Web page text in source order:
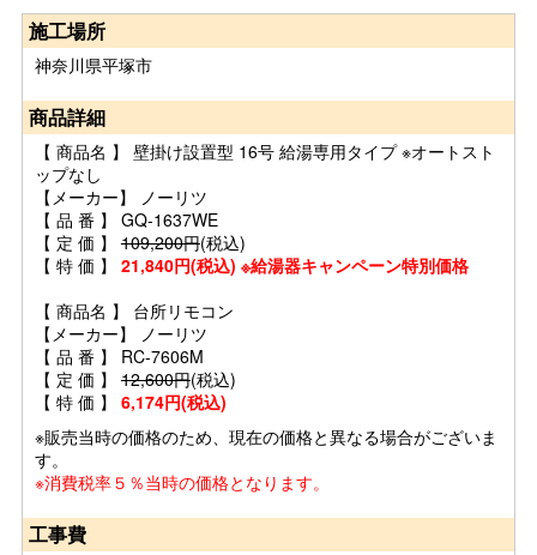
施工場所
神奈川県平塚市
商品詳細
【 商品名 】 壁掛け設置型 16号 給湯専用タイプ ※オートスト
ップなし
【メーカー】 ノーリツ
【 品 番 】 GQ-1637WE
【 定 価 】 109,200円(税込)
【 特 価 】 21,840円(税込) ※給湯器キャンペーン特別価格
【 商品名 】 台所リモコン
【メーカー】 ノーリツ
【 品 番 】 RC-7606M
【 定 価 】 12,600円(税込)
【 特 価 】 6,174円(税込)
※販売当時の価格のため、現在の価格と異なる場合がございま
す。
※消費税率５％当時の価格となります。
工事費